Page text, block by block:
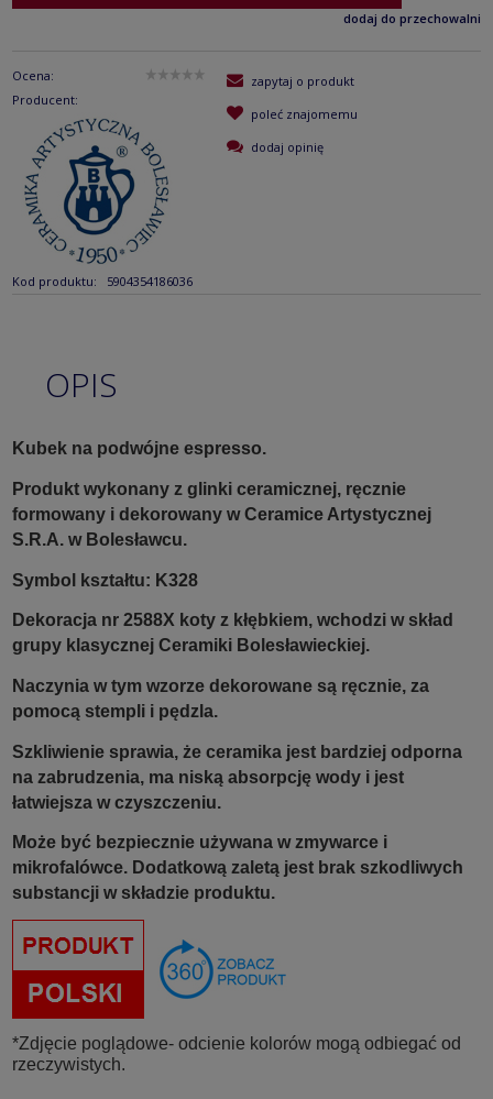
dodaj do przechowalni
Ocena:
Producent:
Kod produktu: 5904354186036
zapytaj o produkt
poleć znajomemu
dodaj opinię
OPIS
Kubek na podwójne espresso.
Produkt wykonany z glinki ceramicznej, ręcznie
formowany i dekorowany w Ceramice Artystycznej
S.R.A. w Bolesławcu.
Symbol kształtu: K328
Dekoracja nr 2588X koty z kłębkiem, wchodzi w skład
grupy klasycznej Ceramiki Bolesławieckiej.
Naczynia w tym wzorze dekorowane są ręcznie, za
pomocą stempli i pędzla.
Szkliwienie sprawia, że ceramika jest bardziej odporna
na zabrudzenia, ma niską absorpcję wody i jest
łatwiejsza w czyszczeniu.
Może być bezpiecznie używana w zmywarce i
mikrofalówce. Dodatkową zaletą jest brak szkodliwych
substancji w składzie produktu.
*Zdjęcie poglądowe- odcienie kolorów mogą odbiegać od
rzeczywistych.